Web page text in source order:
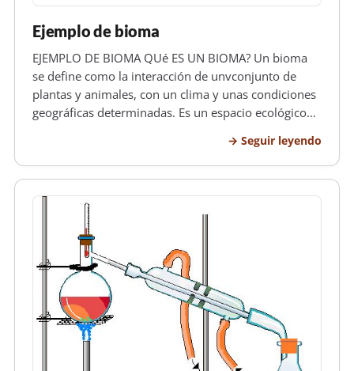
Ejemplo de bioma
EJEMPLO DE BIOMA QUé ES UN BIOMA? Un bioma
se define como la interacción de unvconjunto de
plantas y animales, con un clima y unas condiciones
geográficas determinadas. Es un espacio ecológico
principales biomas terrestres son: la selva, el
bosque, la pradera, la s…
Seguir leyendo